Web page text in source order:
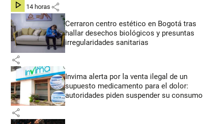
hace 14 horas share
Cerraron centro estético en Bogotá tras
hallar desechos biológicos y presuntas
irregularidades sanitarias
share
Invima alerta por la venta ilegal de un
supuesto medicamento para el dolor:
autoridades piden suspender su consumo
share